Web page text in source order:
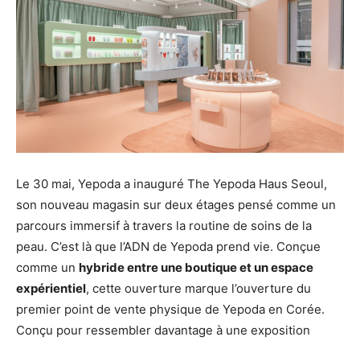
Le 30 mai, Yepoda a inauguré The Yepoda Haus Seoul,
son nouveau magasin sur deux étages pensé comme un
parcours immersif à travers la routine de soins de la
peau. C’est là que l’ADN de Yepoda prend vie. Conçue
comme un hybride entre une boutique et un espace
expérientiel, cette ouverture marque l’ouverture du
premier point de vente physique de Yepoda en Corée.
Conçu pour ressembler davantage à une exposition